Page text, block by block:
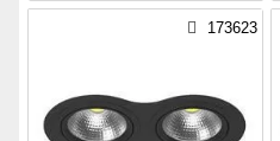
173623